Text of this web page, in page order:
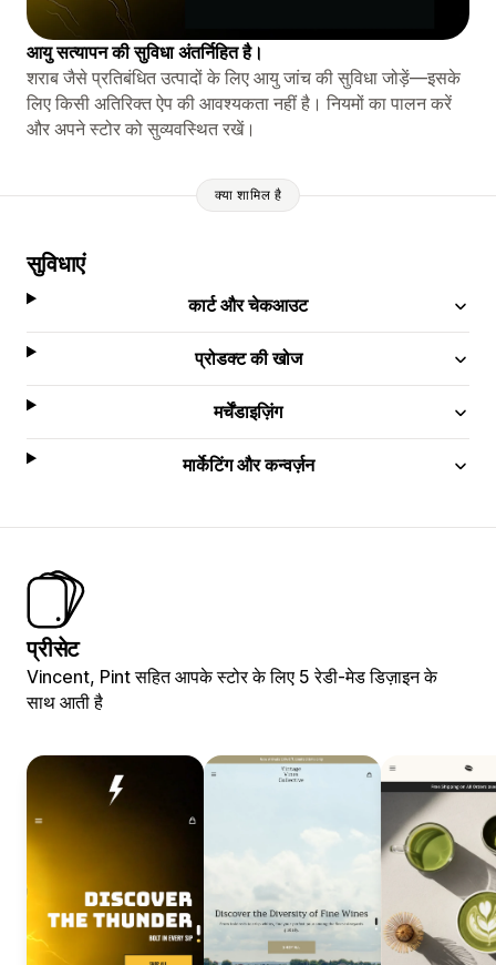
आयु सत्यापन की सुविधा अंतर्निहित है।
शराब जैसे प्रतिबंधित उत्पादों के लिए आयु जांच की सुविधा जोड़ें—इसके
लिए किसी अतिरिक्त ऐप की आवश्यकता नहीं है। नियमों का पालन करें
और अपने स्टोर को सुव्यवस्थित रखें।
क्या शामिल है
सुविधाएं
कार्ट और चेकआउट
प्रोडक्ट की खोज
मर्चेंडाइज़िंग
मार्केटिंग और कन्वर्ज़न
प्रीसेट
Vincent, Pint सहित आपके स्टोर के लिए 5 रेडी-मेड डिज़ाइन के
साथ आती है